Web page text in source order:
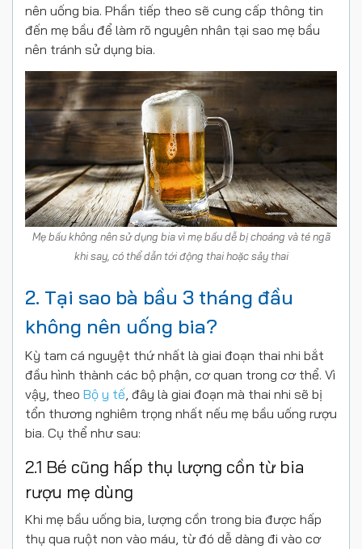
nên uống bia. Phần tiếp theo sẽ cung cấp thông tin
đến mẹ bầu để làm rõ nguyên nhân tại sao mẹ bầu
nên tránh sử dụng bia.
Mẹ bầu không nên sử dụng bia vì mẹ bầu dễ bị choáng và té ngã
khi say, có thể dẫn tới động thai hoặc sảy thai
2. Tại sao bà bầu 3 tháng đầu
không nên uống bia?
Kỳ tam cá nguyệt thứ nhất là giai đoạn thai nhi bắt
đầu hình thành các bộ phận, cơ quan trong cơ thể. Vì
vậy, theo Bộ y tế, đây là giai đoạn mà thai nhi sẽ bị
tổn thương nghiêm trọng nhất nếu mẹ bầu uống rượu
bia. Cụ thể như sau:
2.1 Bé cũng hấp thụ lượng cồn từ bia
rượu mẹ dùng
Khi mẹ bầu uống bia, lượng cồn trong bia được hấp
thụ qua ruột non vào máu, từ đó dễ dàng đi vào cơ